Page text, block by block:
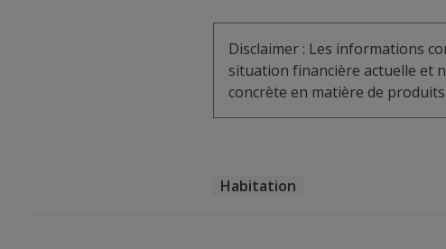
Disclaimer : Les informations
situation financière actuelle et
concrète en matière de
Habitation